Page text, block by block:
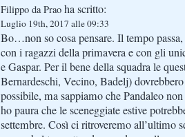
Filippo da Prao ha scritto:
Luglio 19th, 2017 alle 09:33
Bo…non so cosa pensare. Il tempo
con i ragazzi della primavera e con gli
e Gaspar. Per il bene della squadra le
Bernardeschi, Vecino, Badelj)
possibile, ma sappiamo che Pandaleo
ho paura che le sceneggiate estive
settembre. Così ci ritroveremo all’ultimo